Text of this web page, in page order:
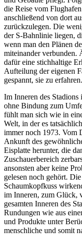
die Reise vom
anschließend von dort
zurückzulegen. Die
der S-Bahnlinie liegen,
wenn man den Plänen
miteinander verbunden.
dafür eine stichhaltige
Aufteilung der eigenen
gespannt, sie zu erfahren.
Im Inneren des
ohne Bindung zum
fühlt man sich wie in
Welt, in der es
immer noch 1973. Vom
Ankunft des
Eisplatte herunter, die
Zuschauerbereich
ansonsten aber keine
gelesen noch gehört.
Schaumkopfkuss
im Inneren, zum Glück,
gesamten Inneren des
Rundungen wie aus
und Produkte unter
menschliche und somit